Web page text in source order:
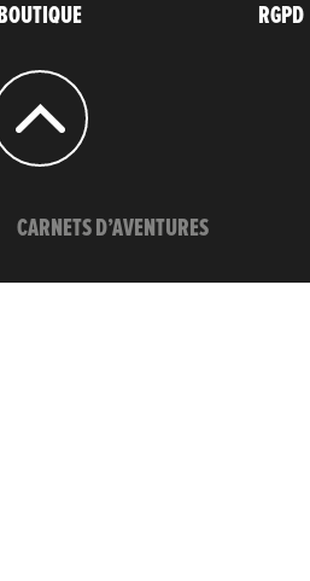
BOUTIQUE RGPD
CARNETS D’AVENTURES